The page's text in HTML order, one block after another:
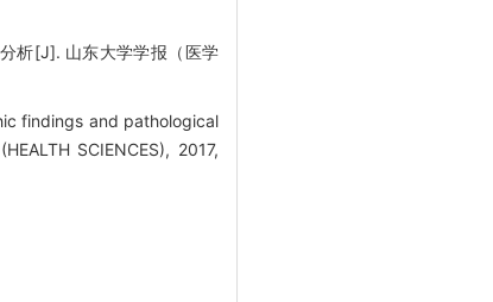
析[J]. 山东大学学报（医学
findings and pathological
SCIENCES), 2017,